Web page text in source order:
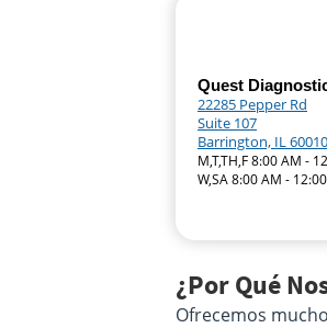
Quest
22285 Pepper Rd
Suite 107
Barrington, IL 60010
M,T,TH,F 8:00 AM -
W,SA 8:00 AM -
¿Por Qué
Ofrecemos